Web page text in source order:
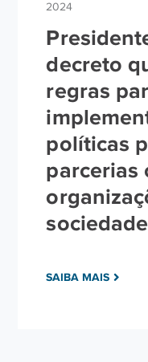
2024
decreto
regras
políticas
parcerias
SAIBA MAIS